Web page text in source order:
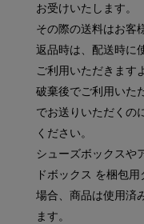
お受けいたします。
その際の送料はお客
返品時は、配送時に
ご利用いただきます
破棄後でご利用いた
でお送りいただくの
ください。
シューズボックスや
ドボックス を梱包
場合、商品は使用済
ます。